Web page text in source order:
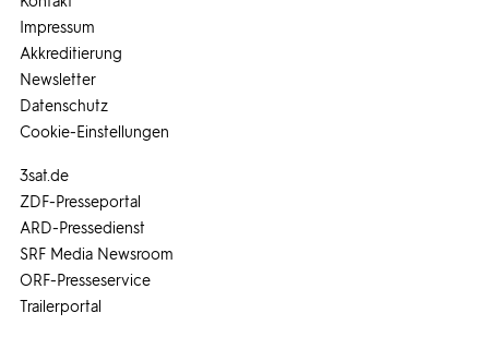
3sat.de
ZDF-Presseportal
ARD-Pressedienst
SRF Media Newsroom
ORF-Presseservice
Trailerportal
Impressum
Akkreditierung
Newsletter
Datenschutz
Cookie-Einstellungen